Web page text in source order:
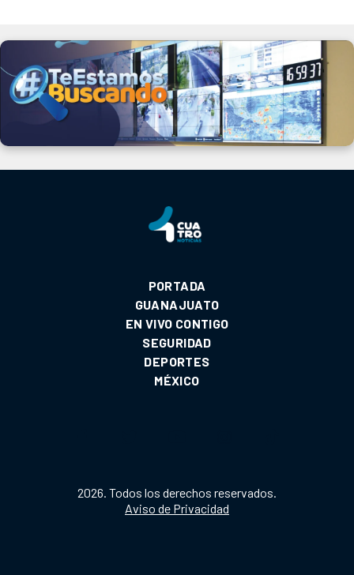
PORTADA
GUANAJUATO
EN VIVO CONTIGO
SEGURIDAD
DEPORTES
MÉXICO
2026. Todos los derechos reservados.
Aviso de Privacidad